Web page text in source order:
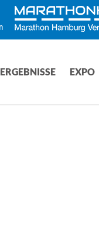
ERGEBNISSE EXPO